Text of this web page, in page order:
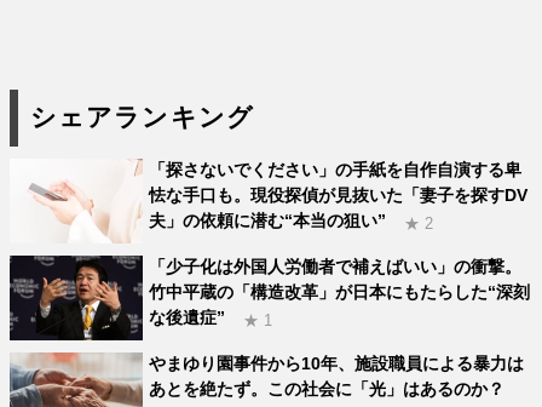
シェアランキング
「探さないでください」の手紙を自作自演する卑
怯な手口も。現役探偵が見抜いた「妻子を探すDV
夫」の依頼に潜む“本当の狙い”
★ 2
「少子化は外国人労働者で補えばいい」の衝撃。
竹中平蔵の「構造改革」が日本にもたらした“深刻
な後遺症”
★ 1
やまゆり園事件から10年、施設職員による暴力は
あとを絶たず。この社会に「光」はあるのか？